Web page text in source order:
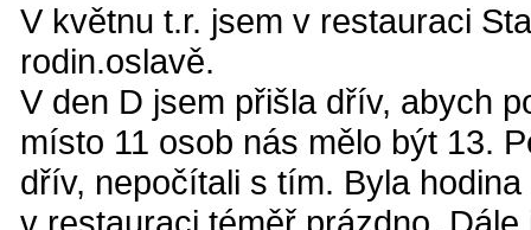
V květnu t.r. jsem v restauraci
rodin.oslavě.
V den D jsem přišla dřív, abych
místo 11 osob nás mělo být 13.
dřív, nepočítali s tím. Byla